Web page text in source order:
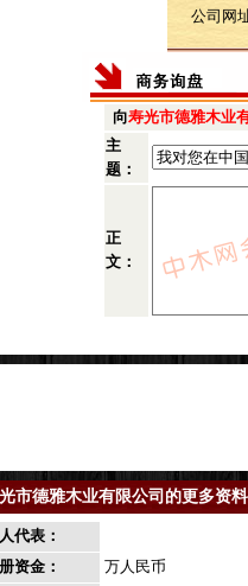
公司网
向寿光市德雅木业
主
题：
正
文：
市德雅木业有限公司的更多资料
代表：
资金：
万人民币